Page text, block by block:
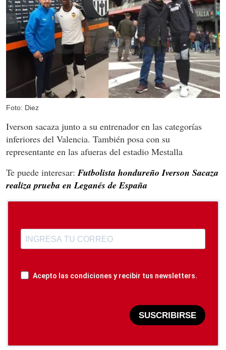
Foto: Diez
Iverson sacaza junto a su entrenador en las categorías
inferiores del Valencia. También posa con su
representante en las afueras del estadio Mestalla
Te puede interesar: Futbolista hondureño Iverson Sacaza
realiza prueba en Leganés de España
Acepto las condiciones y recibir tus newsletters.
SUSCRIBIRSE